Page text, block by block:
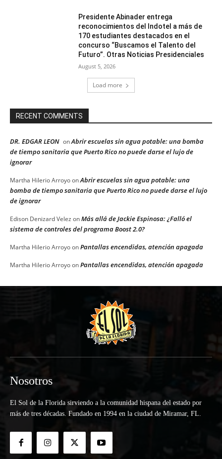
Presidente Abinader entrega
reconocimientos del Indotel a más de
170 estudiantes destacados en el
concurso “Buscamos el Talento del
Futuro”. Otras Noticias Presidenciales
August 5, 2026
Load more
RECENT COMMENTS
DR. EDGAR LEON onAbrir escuelas sin agua potable: una bomba
de tiempo sanitaria que Puerto Rico no puede darse el lujo de
ignorar
Martha Hilerio ArroyoonAbrir escuelas sin agua potable: una
bomba de tiempo sanitaria que Puerto Rico no puede darse el lujo
de ignorar
Edison Denizard Velez onMás allá de Jackie Espinosa: ¿Falló el
sistema de controles del programa Boost 2.0?
Martha Hilerio ArroyoonPantallas encendidas, atención apagada
Martha Hilerio ArroyoonPantallas encendidas, atención apagada
Nosotros
El Sol de la Florida sirviendo a la comunidad hispana del estado por
más de tres décadas. Fundado en 1994 en la ciudad de Miramar, FL.